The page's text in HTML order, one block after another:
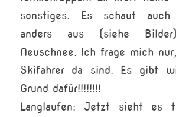
sonstiges. Es schaut
anders aus (siehe
Neuschnee. Ich frage mich
Skifahrer da sind. Es gibt
Grund dafür!!!!!!!!
Langlaufen: Jetzt sieht es